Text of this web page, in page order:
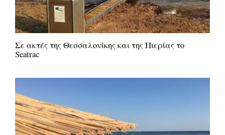
Σε ακτές της Θεσσαλονίκης και της Πιερίας το
Seatrac